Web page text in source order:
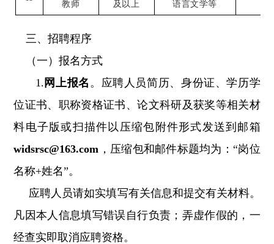
教师
及以上
语言文学等
三、招聘程序
（一）报名方式
1. 网上报名 。应聘人员简历、身份证、学历学
位证书、职称资格证书、论文科研及获奖等相关材
料电子版或扫描件以压缩包附件形式发送到邮箱
widsrsc@163.com ，压缩包和邮件标题均为：“岗位
名称+姓名”。
应聘人员请如实填写有关信息和提交有关材料。
凡因本人信息填写错误自行负责；弄虚作假的，一
经查实即取消应聘资格。